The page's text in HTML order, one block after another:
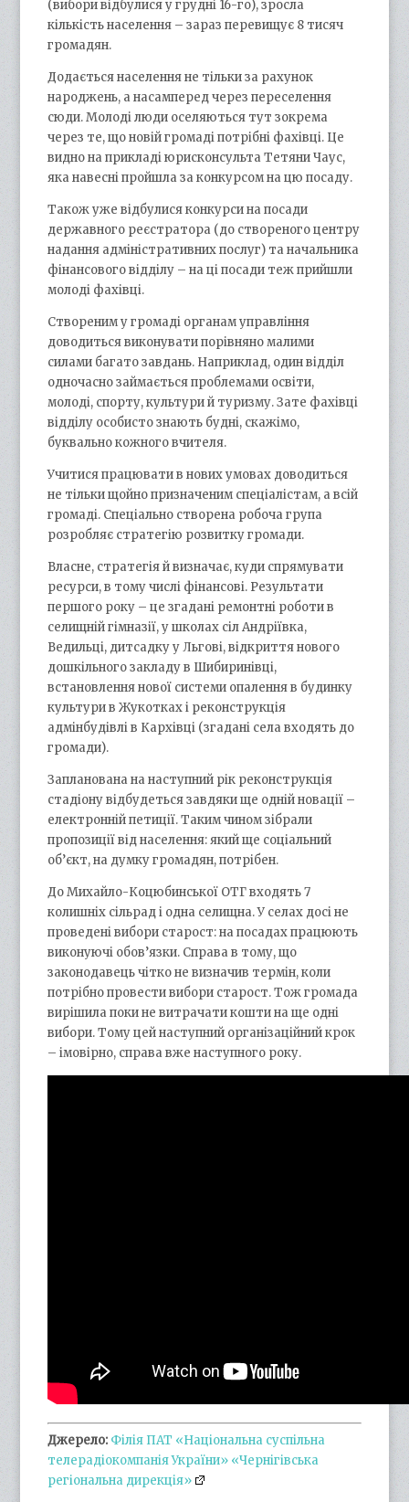
(вибори відбулися у грудні 16-го), зросла
кількість населення – зараз перевищує 8 тисяч
громадян.
Додається населення не тільки за рахунок
народжень, а насамперед через переселення
сюди. Молоді люди оселяються тут зокрема
через те, що новій громаді потрібні фахівці. Це
видно на прикладі юрисконсульта Тетяни Чаус,
яка навесні пройшла за конкурсом на цю посаду.
Також уже відбулися конкурси на посади
державного реєстратора (до створеного центру
надання адміністративних послуг) та начальника
фінансового відділу – на ці посади теж прийшли
молоді фахівці.
Створеним у громаді органам управління
доводиться виконувати порівняно малими
силами багато завдань. Наприклад, один відділ
одночасно займається проблемами освіти,
молоді, спорту, культури й туризму. Зате фахівці
відділу особисто знають будні, скажімо,
буквально кожного вчителя.
Учитися працювати в нових умовах доводиться
не тільки щойно призначеним спеціалістам, а всій
громаді. Спеціально створена робоча група
розробляє стратегію розвитку громади.
Власне, стратегія й визначає, куди спрямувати
ресурси, в тому числі фінансові. Результати
першого року – це згадані ремонтні роботи в
селищній гімназії, у школах сіл Андріївка,
Ведильці, дитсадку у Льгові, відкриття нового
дошкільного закладу в Шибиринівці,
встановлення нової системи опалення в будинку
культури в Жукотках і реконструкція
адмінбудівлі в Кархівці (згадані села входять до
громади).
Запланована на наступний рік реконструкція
стадіону відбудеться завдяки ще одній новації –
електронній петиції. Таким чином зібрали
пропозиції від населення: який ще соціальний
об’єкт, на думку громадян, потрібен.
До Михайло-Коцюбинської ОТГ входять 7
колишніх сільрад і одна селищна. У селах досі не
проведені вибори старост: на посадах працюють
виконуючі обов’язки. Справа в тому, що
законодавець чітко не визначив термін, коли
потрібно провести вибори старост. Тож громада
вирішила поки не витрачати кошти на ще одні
вибори. Тому цей наступний організаційний крок
– імовірно, справа вже наступного року.
Джерело: Філія ПАТ «Національна суспільна
телерадіокомпанія України» «Чернігівська
регіональна дирекція»